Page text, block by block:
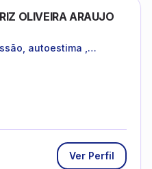
OLIVEIRA ARAUJO
autoestima ,
Ver Perfil